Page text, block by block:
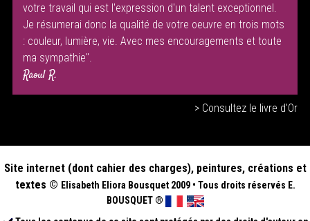
votre travail qui est l'expression d'un talent exceptionnel.
Je résumerai donc la qualité de votre oeuvre en trois mots
: couleur, lumière, vie. Avec mes encouragements et toute
ma sympathie".
Raoul R.
> Consultez le livre d'Or
Site internet (dont cahier des charges), peintures, créations et
textes © Elisabeth Eliora Bousquet 2009 • Tous droits réservés E.
BOUSQUET ®